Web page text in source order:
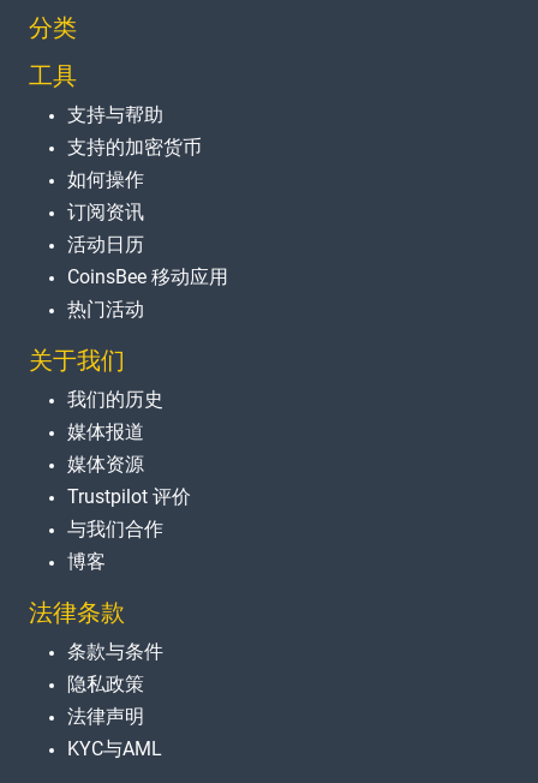
分类
工具
支持与帮助
支持的加密货币
如何操作
订阅资讯
活动日历
CoinsBee 移动应用
热门活动
关于我们
我们的历史
媒体报道
媒体资源
Trustpilot 评价
与我们合作
博客
法律条款
条款与条件
隐私政策
法律声明
KYC与AML